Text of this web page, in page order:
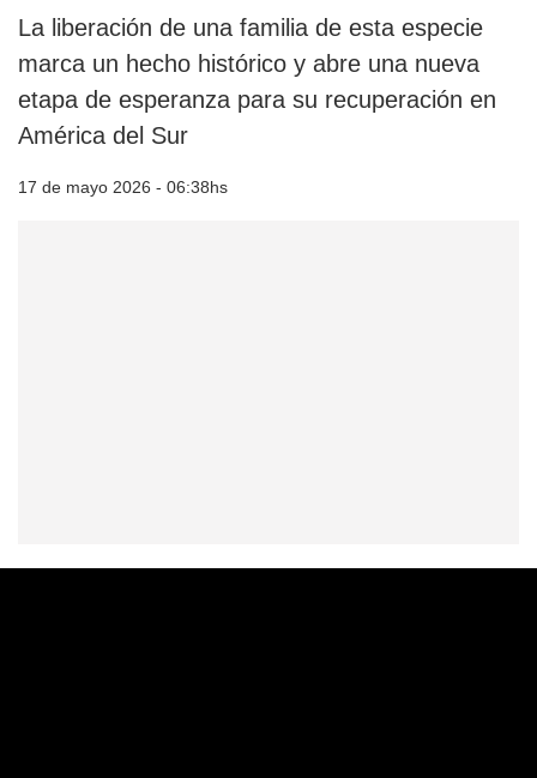
La liberación de una familia de esta especie
marca un hecho histórico y abre una nueva
etapa de esperanza para su recuperación en
América del Sur
17 de mayo 2026 - 06:38hs